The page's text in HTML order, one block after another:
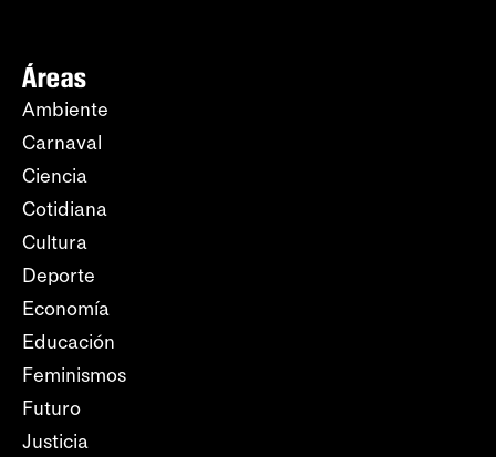
Áreas
Ambiente
Carnaval
Ciencia
Cotidiana
Cultura
Deporte
Economía
Educación
Feminismos
Futuro
Justicia